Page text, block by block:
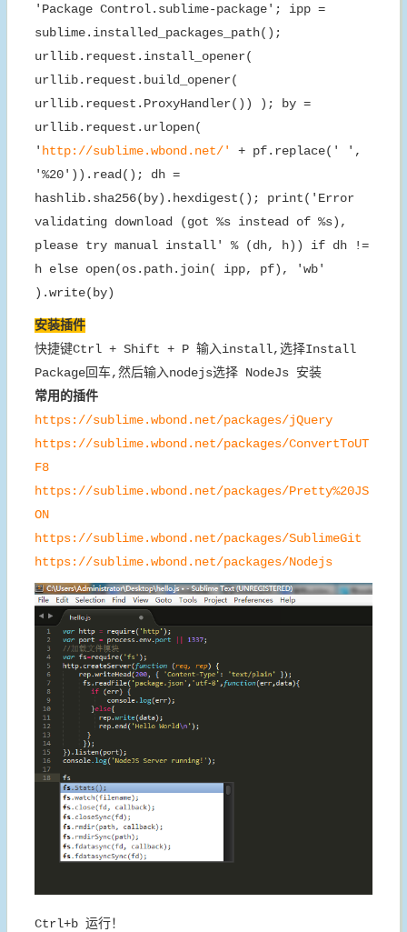
'Package Control.sublime-package'; ipp =
sublime.installed_packages_path();
urllib.request.install_opener(
urllib.request.build_opener(
urllib.request.ProxyHandler()) ); by =
urllib.request.urlopen(
' http://sublime.wbond.net/'
+ pf.replace(' ',
'%20')).read(); dh =
hashlib.sha256(by).hexdigest(); print('Error
validating download (got %s instead of %s),
please try manual install' % (dh, h)) if dh !=
h else open(os.path.join( ipp, pf), 'wb'
).write(by)
安装插件
快捷键Ctrl + Shift + P 输入install,选择Install
Package回车,然后输入nodejs选择 NodeJs 安装
常用的插件
https://sublime.wbond.net/packages/jQuery
https://sublime.wbond.net/packages/ConvertToUT
F8
https://sublime.wbond.net/packages/Pretty%20JS
ON
https://sublime.wbond.net/packages/SublimeGit
https://sublime.wbond.net/packages/Nodejs
Ctrl+b 运行！